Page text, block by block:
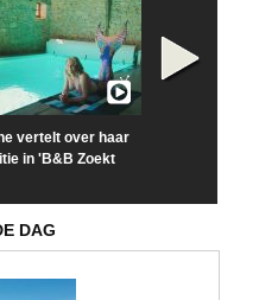
vertelt over haar
in 'B&B Zoekt
DAG